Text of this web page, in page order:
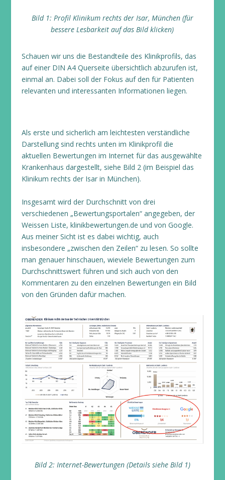
Bild 1: Profil Klinikum rechts der Isar, München (für
bessere Lesbarkeit auf das Bild klicken)
Schauen wir uns die Bestandteile des Klinikprofils, das
auf einer DIN A4 Querseite übersichtlich abzurufen ist,
einmal an. Dabei soll der Fokus auf den für Patienten
relevanten und interessanten Informationen liegen.
Als erste und sicherlich am leichtesten verständliche
Darstellung sind rechts unten im Klinikprofil die
aktuellen Bewertungen im Internet für das ausgewählte
Krankenhaus dargestellt, siehe Bild 2 (im Beispiel das
Klinikum rechts der Isar in München).
Insgesamt wird der Durchschnitt von drei
verschiedenen „Bewertungsportalen“ angegeben, der
Weissen Liste, klinikbewertungen.de und von Google.
Aus meiner Sicht ist es dabei wichtig, auch
insbesondere „zwischen den Zeilen“ zu lesen. So sollte
man genauer hinschauen, wieviele Bewertungen zum
Durchschnittswert führen und sich auch von den
Kommentaren zu den einzelnen Bewertungen ein Bild
von den Gründen dafür machen.
Bild 2: Internet-Bewertungen (Details siehe Bild 1)